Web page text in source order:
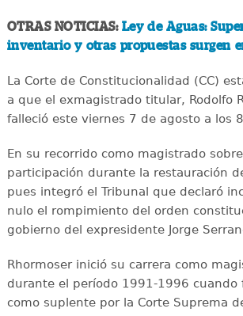
OTRAS NOTICIAS: Ley de Aguas:
inventario y otras propuestas surgen
La Corte de Constitucionalidad (CC)
a que el exmagistrado titular, Rodolfo
falleció este viernes 7 de agosto a los
En su recorrido como magistrado
participación durante la restauración
pues integró el Tribunal que declaró
nulo el rompimiento del orden
gobierno del expresidente Jorge
Rhormoser inició su carrera como
durante el período 1991-1996 cuando
como suplente por la Corte Suprema